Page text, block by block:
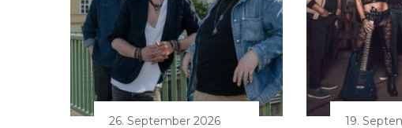
26. September 2026 19.